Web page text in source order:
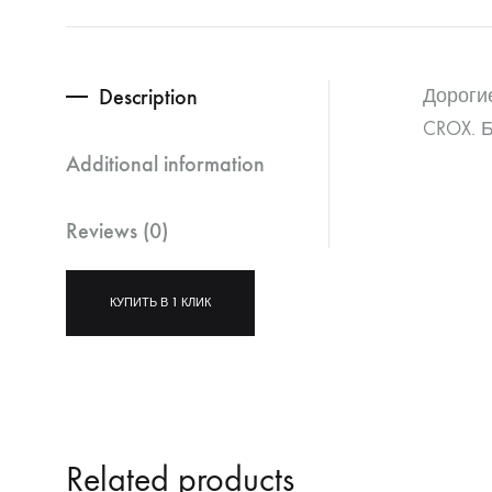
Description
Additional information
Reviews (0)
КУПИТЬ В 1 КЛИК
Related products